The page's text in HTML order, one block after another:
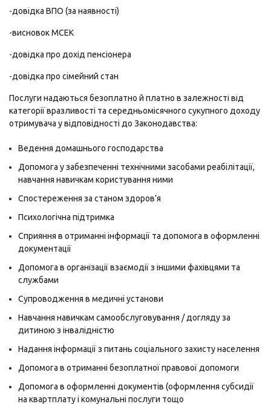
-довідка ВПО (за наявності)
-висновок МСЕК
-довідка про дохід пенсіонера
-довідка про сімейний стан
Послуги надаються безоплатно й платно в залежності від
категорії вразливості та середньомісячного сукупного доходу
отримувача у відповідності до Законодавства:
Ведення домашнього господарства
Допомога у забезпеченні технічними засобами реабілітації,
навчання навичкам користування ними
Спостереження за станом здоров’я
Психологічна підтримка
Сприяння в отриманні інформації та допомога в оформленні
документації
Допомога в організації взаємодії з іншими фахівцями та
службами
Супроводження в медичні установи
Навчання навичкам самообслуговування / догляду за
дитиною з інвалідністю
Надання інформації з питань соціального захисту населення
Допомога в отриманні безоплатної правової допомоги
Допомога в оформленні документів (оформлення субсидії
на квартплату і комунальні послуги тощо